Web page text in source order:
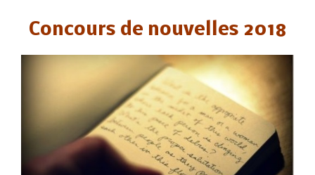
Concours de nouvelles 2018